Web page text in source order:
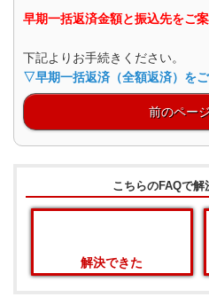
早期一括返済金額と振込先をご
下記よりお手続きください。
▽早期一括返済（全額返済）を
前のペー
こちらのFAQで解
解決できた